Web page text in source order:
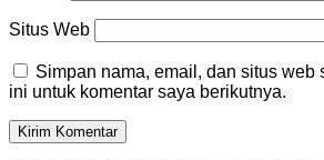
Situs Web
Simpan nama, email, dan situs web
ini untuk komentar saya berikutnya.